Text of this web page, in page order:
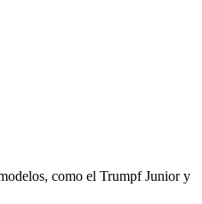
como el Trumpf Junior y